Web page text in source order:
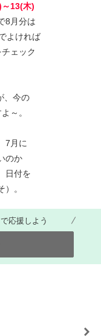
13(木)
8月分は
よければ
ェック
、今の
～。
7月に
のか
日付を
。
応援しよう